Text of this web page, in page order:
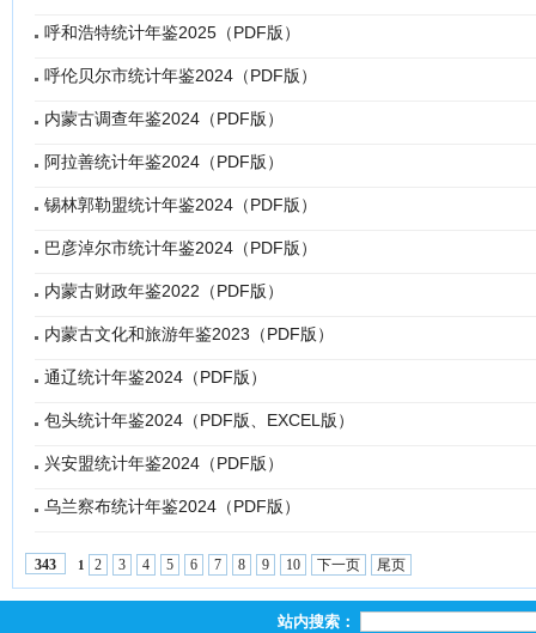
呼和浩特统计年鉴2025（PDF版）
呼伦贝尔市统计年鉴2024（PDF版）
内蒙古调查年鉴2024（PDF版）
阿拉善统计年鉴2024（PDF版）
锡林郭勒盟统计年鉴2024（PDF版）
巴彦淖尔市统计年鉴2024（PDF版）
内蒙古财政年鉴2022（PDF版）
内蒙古文化和旅游年鉴2023（PDF版）
通辽统计年鉴2024（PDF版）
包头统计年鉴2024（PDF版、EXCEL版）
兴安盟统计年鉴2024（PDF版）
乌兰察布统计年鉴2024（PDF版）
343 1 2 3 4 5 6 7 8 9 10 下一页 尾页
站内搜索：